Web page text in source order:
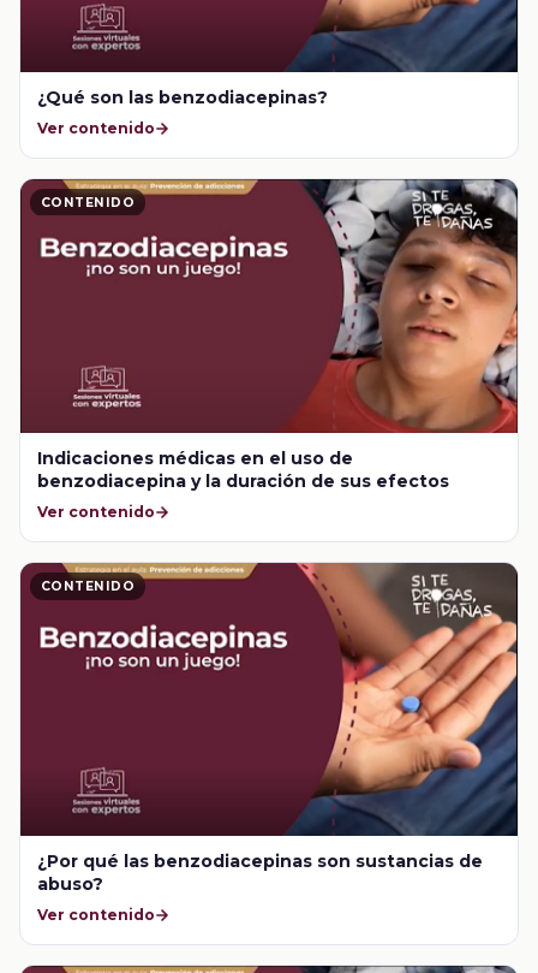
¿Qué son las benzodiacepinas?
Ver contenido
CONTENIDO
Indicaciones médicas en el uso de
benzodiacepina y la duración de sus efectos
Ver contenido
CONTENIDO
¿Por qué las benzodiacepinas son sustancias de
abuso?
Ver contenido